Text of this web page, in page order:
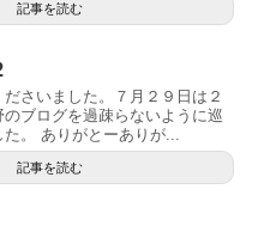
記事を読む
さいました。７月２９日は２
のブログを過疎らないように巡
た。 ありがとーありが...
記事を読む